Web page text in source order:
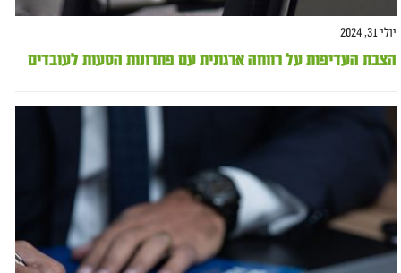
יולי 31, 2024
הצבת העדיפות על רווחה ארגונית עם פתרונות הסעות לעובדים